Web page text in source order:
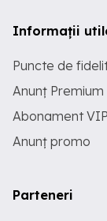
Informații
Puncte de
Anunț Premium
Abonament VIP
Anunț promo
Parteneri